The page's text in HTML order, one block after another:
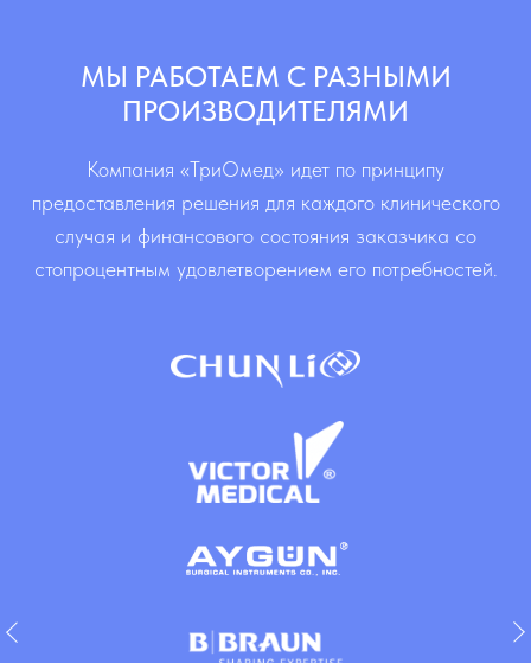
МЫ РАБОТАЕМ С РАЗНЫМИ
ПРОИЗВОДИТЕЛЯМИ
Компания «ТриОмед» идет по принципу
предоставления решения для каждого клинического
случая и финансового состояния заказчика со
стопроцентным удовлетворением его потребностей.